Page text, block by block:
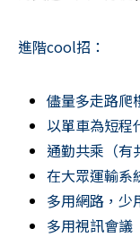
進階cool招：
儘量多走路爬
以單車為短程
通勤共乘（有
在大眾運輸系
多用網路，少
多用視訊會議